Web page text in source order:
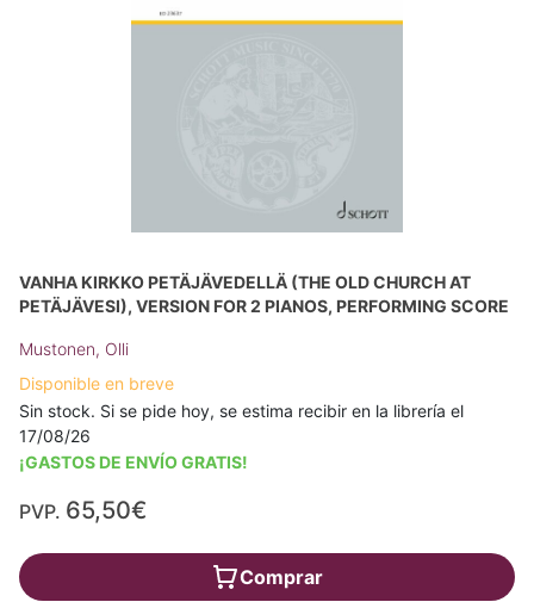
VANHA KIRKKO PETÄJÄVEDELLÄ (THE OLD CHURCH AT
PETÄJÄVESI), VERSION FOR 2 PIANOS, PERFORMING SCORE
Mustonen, Olli
Disponible en breve
Sin stock. Si se pide hoy, se estima recibir en la librería el
17/08/26
¡GASTOS DE ENVÍO GRATIS!
PVP. 65,50€
Comprar